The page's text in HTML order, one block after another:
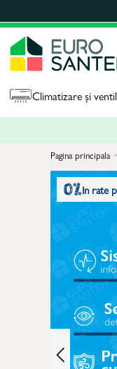
Climatizare și
Pagina principala
In rate